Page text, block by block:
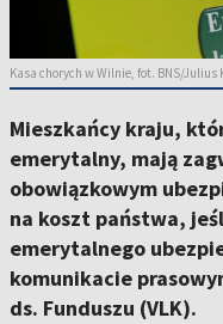
Kasa chorych w Wilnie, fot. BNS/Julius
Mieszkańcy kraju,
emerytalny, mają
obowiązkowym
na koszt państwa,
emerytalnego
komunikacie
ds. Funduszu (VLK).